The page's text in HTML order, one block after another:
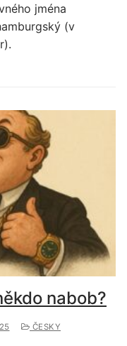
jména
(v
nabob?
ČESKY